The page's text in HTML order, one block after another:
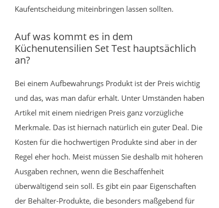
Kaufentscheidung miteinbringen lassen sollten.
Auf was kommt es in dem
Küchenutensilien Set Test hauptsächlich
an?
Bei einem Aufbewahrungs Produkt ist der Preis wichtig
und das, was man dafür erhält. Unter Umständen haben
Artikel mit einem niedrigen Preis ganz vorzügliche
Merkmale. Das ist hiernach natürlich ein guter Deal. Die
Kosten für die hochwertigen Produkte sind aber in der
Regel eher hoch. Meist müssen Sie deshalb mit höheren
Ausgaben rechnen, wenn die Beschaffenheit
überwältigend sein soll. Es gibt ein paar Eigenschaften
der Behälter-Produkte, die besonders maßgebend für